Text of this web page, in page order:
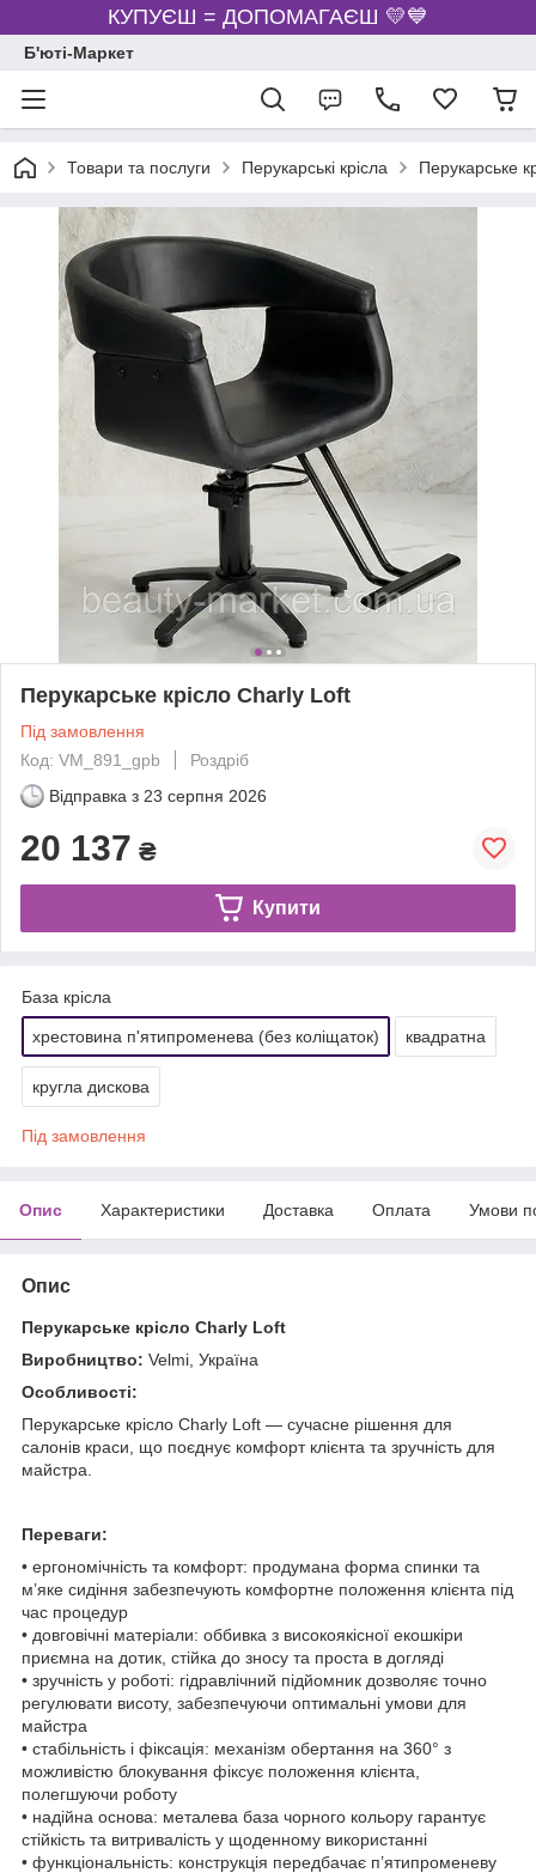
КУПУЄШ = ДОПОМАГАЄШ 💛💙
Б'юті-Маркет
Товари та послуги Перукарські крісла Перукарське
Перукарське крісло Charly Loft
Під замовлення
Код: VM_891_gpb
Роздріб
Відправка з 23 серпня 2026
20 137 ₴
Купити
База крісла
хрестовина п'ятипроменева (без коліщаток) квадратна
кругла дискова
Під замовлення
Опис Характеристики Доставка Оплата Умови
Опис
Перукарське крісло Charly Loft
Виробництво: Velmi, Україна
Особливості:
Перукарське крісло Charly Loft — сучасне рішення для
салонів краси, що поєднує комфорт клієнта та зручність для
майстра.
Переваги:
• ергономічність та комфорт: продумана форма спинки та
м’яке сидіння забезпечують комфортне положення клієнта під
час процедур
• довговічні матеріали: оббивка з високоякісної екошкіри
приємна на дотик, стійка до зносу та проста в догляді
• зручність у роботі: гідравлічний підйомник дозволяє точно
регулювати висоту, забезпечуючи оптимальні умови для
майстра
• стабільність і фіксація: механізм обертання на 360° з
можливістю блокування фіксує положення клієнта,
полегшуючи роботу
• надійна основа: металева база чорного кольору гарантує
стійкість та витривалість у щоденному використанні
• функціональність: конструкція передбачає п’ятипроменеву